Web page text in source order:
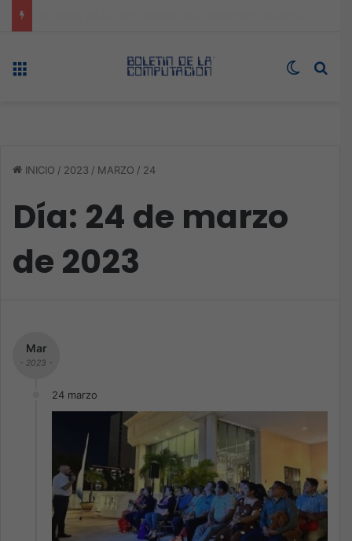
Switch
INICIO / 2023 / MARZO / 24
Día: 24 de marzo
de 2023
Mar
- 2023 -
24 marzo